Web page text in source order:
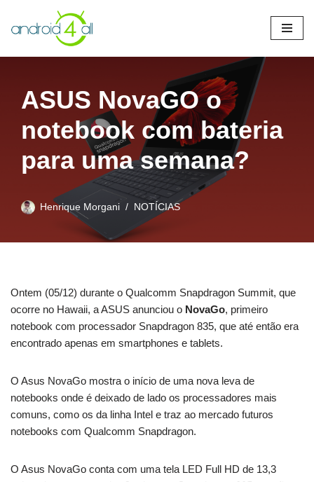
Pular
para
ASUS NovaGO o
notebook com bateria
para uma semana?
Henrique Morgani NOTÍCIAS
Ontem (05/12) durante o Qualcomm Snapdragon Summit, que
ocorre no Hawaii, a ASUS anunciou o NovaGo, primeiro
notebook com processador Snapdragon 835, que até então era
encontrado apenas em smartphones e tablets.
O Asus NovaGo mostra o início de uma nova leva de
notebooks onde é deixado de lado os processadores mais
comuns, como os da linha Intel e traz ao mercado futuros
notebooks com Qualcomm Snapdragon.
O Asus NovaGo conta com uma tela LED Full HD de 13,3